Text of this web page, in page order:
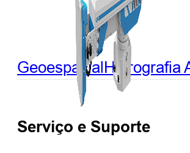
GeoespacialHidrografia
Serviço e Suporte